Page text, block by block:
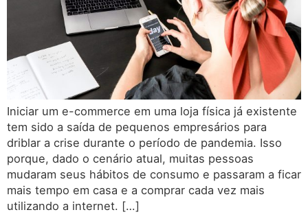
Iniciar um e-commerce em uma loja física já existente
tem sido a saída de pequenos empresários para
driblar a crise durante o período de pandemia. Isso
porque, dado o cenário atual, muitas pessoas
mudaram seus hábitos de consumo e passaram a ficar
mais tempo em casa e a comprar cada vez mais
utilizando a internet. […]